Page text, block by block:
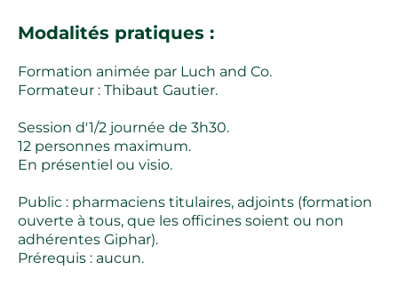
Modalités pratiques :
Formation animée par Luch and Co.
Formateur : Thibaut Gautier.
Session d'1/2 journée de 3h30.
12 personnes maximum.
En présentiel ou visio.
Public : pharmaciens titulaires, adjoints (formation
ouverte à tous, que les officines soient ou non
adhérentes Giphar).
Prérequis : aucun.